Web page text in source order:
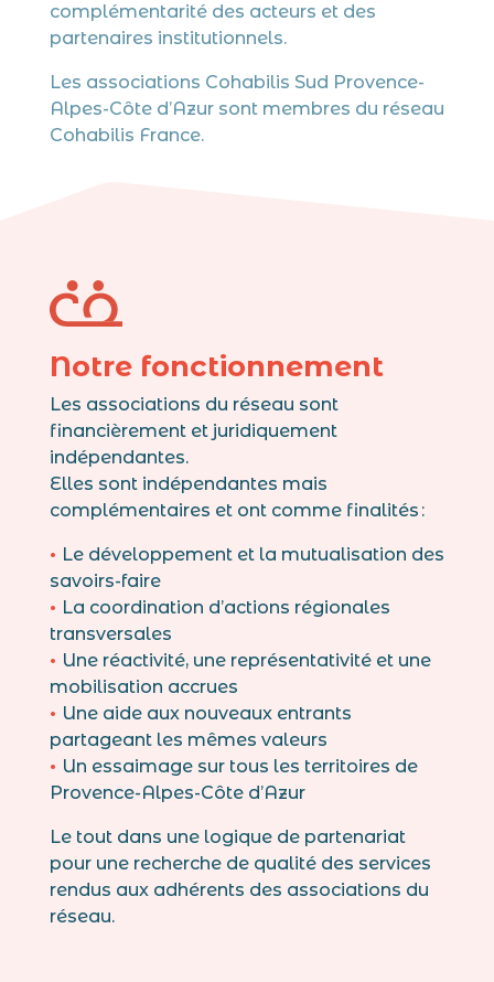
complémentarité des acteurs et des
partenaires institutionnels.
Les associations Cohabilis Sud Provence-
Alpes-Côte d’Azur sont membres du réseau
Cohabilis France.
Notre fonctionnement
Les associations du réseau sont
financièrement et juridiquement
indépendantes.
Elles sont indépendantes mais
complémentaires et ont comme finalités :
• Le développement et la mutualisation des
savoirs-faire
• La coordination d’actions régionales
transversales
• Une réactivité, une représentativité et une
mobilisation accrues
• Une aide aux nouveaux entrants
partageant les mêmes valeurs
• Un essaimage sur tous les territoires de
Provence-Alpes-Côte d’Azur
Le tout dans une logique de partenariat
pour une recherche de qualité des services
rendus aux adhérents des associations du
réseau.